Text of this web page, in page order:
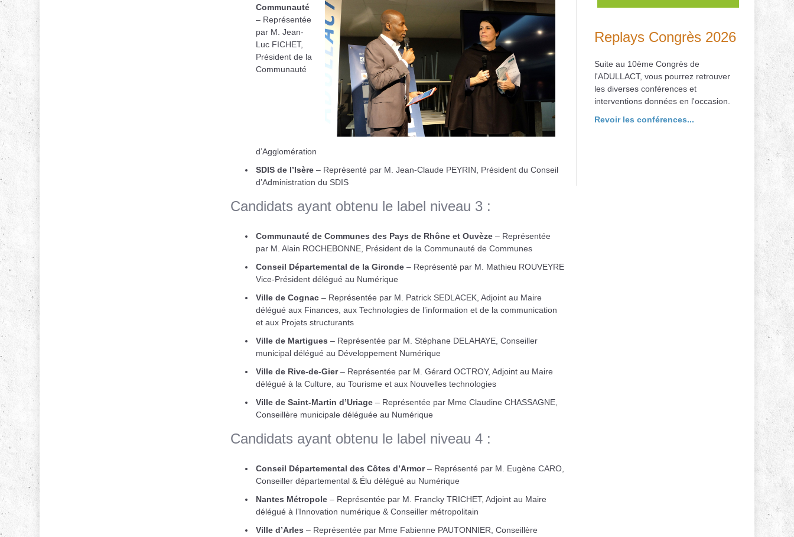
Communauté
– Représentée
par M. Jean-
Luc FICHET,
Président de la
Communauté
d’Agglomération
SDIS de l’Isère– Représenté par M. Jean-Claude PEYRIN, Président du Conseil
d’Administration du SDIS
Candidats ayant obtenu le label niveau 3 :
Communauté de Communes des Pays de Rhône et Ouvèze– Représentée
par M. Alain ROCHEBONNE, Président de la Communauté de Communes
Conseil Départemental de la Gironde– Représenté par M. Mathieu ROUVEYRE
Vice-Président délégué au Numérique
Ville de Cognac– Représentée par M. Patrick SEDLACEK, Adjoint au Maire
délégué aux Finances, aux Technologies de l’information et de la communication
et aux Projets structurants
Ville de Martigues – Représentée par M. Stéphane DELAHAYE, Conseiller
municipal délégué au Développement Numérique
Ville de Rive-de-Gier– Représentée par M. Gérard OCTROY, Adjoint au Maire
délégué à la Culture, au Tourisme et aux Nouvelles technologies
Ville de Saint-Martin d’Uriage– Représentée par Mme Claudine CHASSAGNE,
Conseillère municipale déléguée au Numérique
Candidats ayant obtenu le label niveau 4 :
Conseil Départemental des Côtes d’Armor– Représenté par M. Eugène CARO,
Conseiller départemental & Élu délégué au Numérique
Nantes Métropole– Représentée par M. Francky TRICHET, Adjoint au Maire
délégué à l’Innovation numérique & Conseiller métropolitain
Ville d’Arles – Représentée par Mme Fabienne PAUTONNIER, Conseillère
Replays Congrès 2026
Suite au 10ème Congrès de
l'ADULLACT, vous pourrez retrouver
les diverses conférences et
interventions données en l'occasion.
Revoir les conférences...